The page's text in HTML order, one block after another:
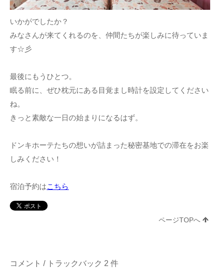
いかがでしたか？
みなさんが来てくれるのを、仲間たちが楽しみに待っていま
す☆彡
最後にもうひとつ。
眠る前に、ぜひ枕元にある目覚まし時計を設定してください
ね。
きっと素敵な一日の始まりになるはず。
ドンキホーテたちの想いが詰まった秘密基地での滞在をお楽
しみください！
宿泊予約はこちら
ページTOPへ
コメント / トラックバック 2 件